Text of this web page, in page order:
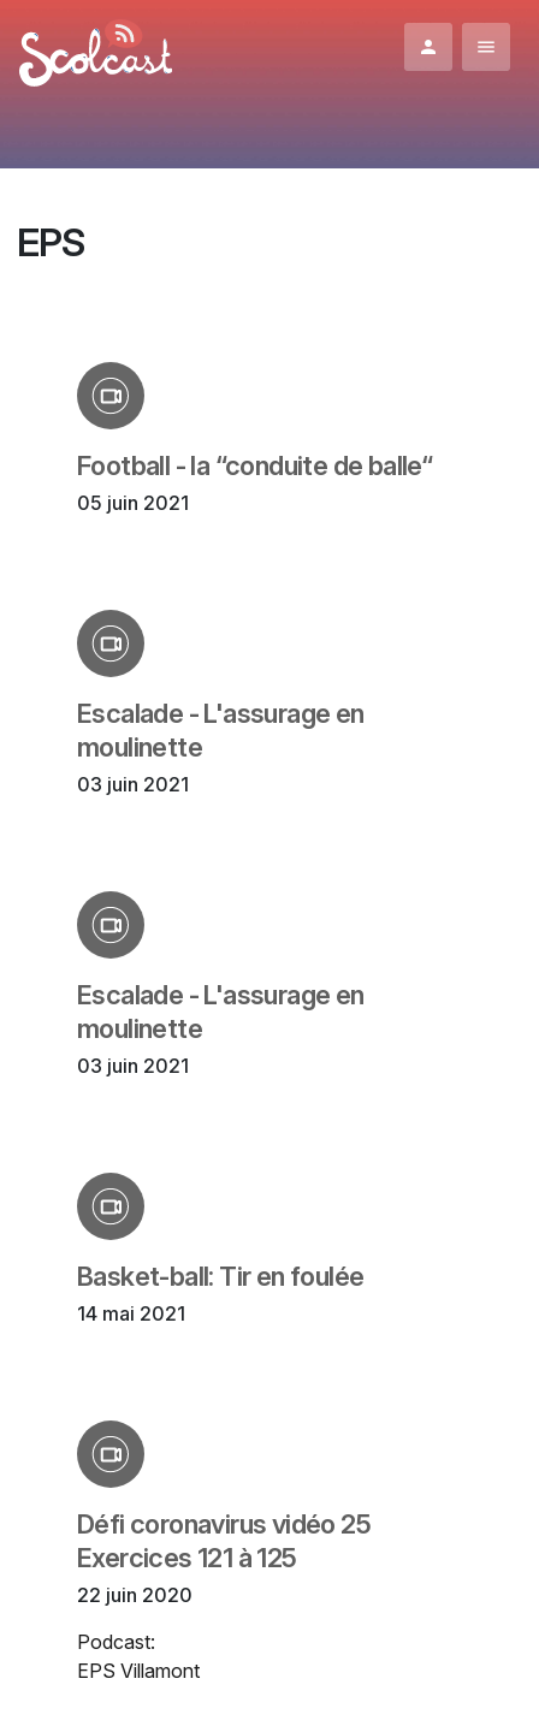
EPS
Football - la “conduite de balle“
05 juin 2021
Escalade - L'assurage en
moulinette
03 juin 2021
Escalade - L'assurage en
moulinette
03 juin 2021
Basket-ball: Tir en foulée
14 mai 2021
Défi coronavirus vidéo 25
Exercices 121 à 125
22 juin 2020
Podcast:
EPS Villamont